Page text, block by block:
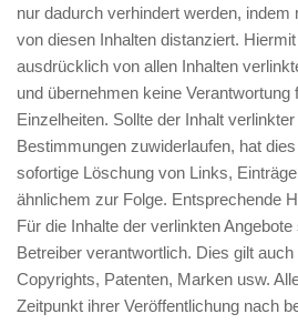
nur dadurch verhindert werden,
von diesen Inhalten distanziert.
ausdrücklich von allen Inhalten
und übernehmen keine Verantwortung
Einzelheiten. Sollte der Inhalt
Bestimmungen zuwiderlaufen, hat
sofortige Löschung von Links,
ähnlichem zur Folge. Entsprechende
Für die Inhalte der verlinkten
Betreiber verantwortlich. Dies gilt
Copyrights, Patenten, Marken usw.
Zeitpunkt ihrer Veröffentlichung nach